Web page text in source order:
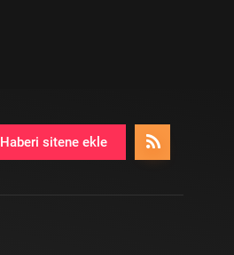
Haberi sitene ekle